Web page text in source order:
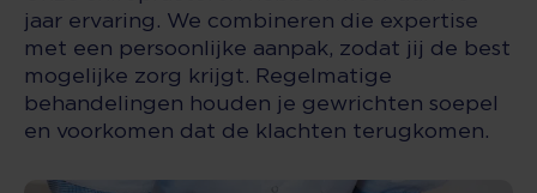
jaar ervaring. We combineren die expertise
met een persoonlijke aanpak, zodat jij de best
mogelijke zorg krijgt. Regelmatige
behandelingen houden je gewrichten soepel
en voorkomen dat de klachten terugkomen.